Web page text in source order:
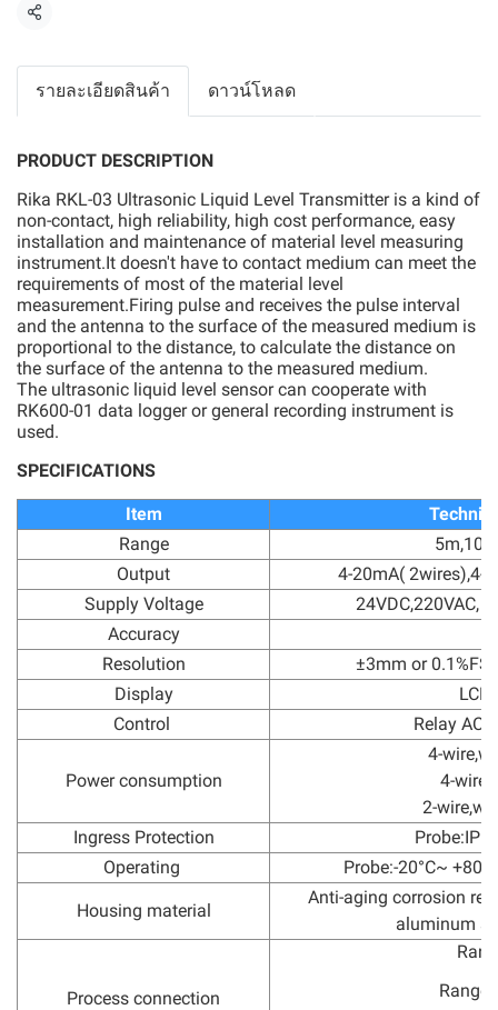
แชร์
รายละเอียดสินค้า ดาวน์โหลด
PRODUCT DESCRIPTION
Rika RKL-03 Ultrasonic Liquid Level Transmitter is a kind of
non-contact, high reliability, high cost performance, easy
installation and maintenance of material level measuring
instrument.It doesn't have to contact medium can meet the
requirements of most of the material level
measurement.Firing pulse and receives the pulse interval
and the antenna to the surface of the measured medium is
proportional to the distance, to calculate the distance on
the surface of the antenna to the measured medium.
The ultrasonic liquid level sensor can cooperate with
RK600-01 data logger or general recording instrument is
used.
SPECIFICATIONS
Item
Range
Output
4-20mA( 2wires),4-
Supply Voltage
24VDC,220VAC,
Accuracy
Resolution
±3mm or
Display
Control
Relay
Power consumption
4-
4-
2-
Ingress Protection
Operating
Probe:-20°C~
Housing material
Anti-aging corrosion
aluminum
Process connection